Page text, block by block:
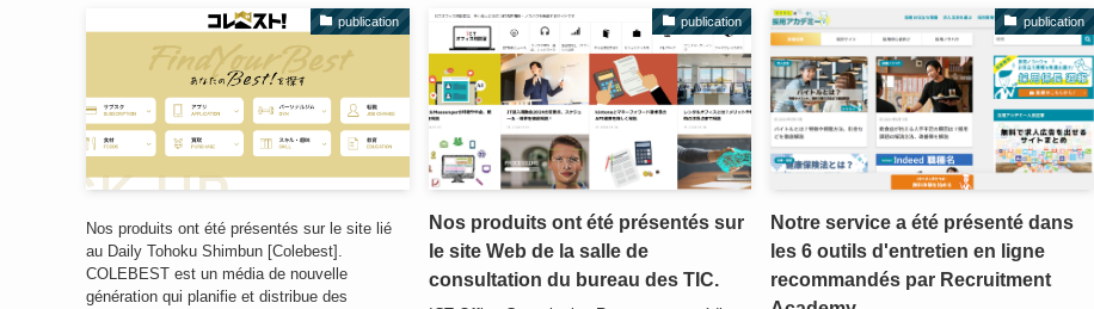
publication
Nos produits ont été présentés sur le site lié
au Daily Tohoku Shimbun [Colebest].
COLEBEST est un média de nouvelle
génération qui planifie et distribue des
publication
Nos produits ont été présentés sur
le site Web de la salle de
consultation du bureau des TIC.
publication
Notre service a été présenté dans
les 6 outils d'entretien en ligne
recommandés par Recruitment